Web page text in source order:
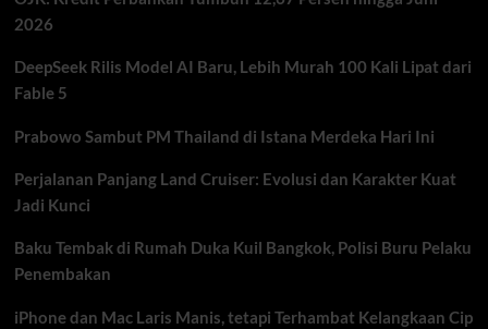
2026
DeepSeek Rilis Model AI Baru, Lebih Murah 100 Kali Lipat dari
Fable 5
Prabowo Sambut PM Thailand di Istana Merdeka Hari Ini
Perjalanan Panjang Land Cruiser: Evolusi dan Karakter Kuat
Jadi Kunci
Baku Tembak di Rumah Duka Kuil Bangkok, Polisi Buru Pelaku
Penembakan
iPhone dan Mac Laris Manis, tetapi Terhambat Kelangkaan Cip